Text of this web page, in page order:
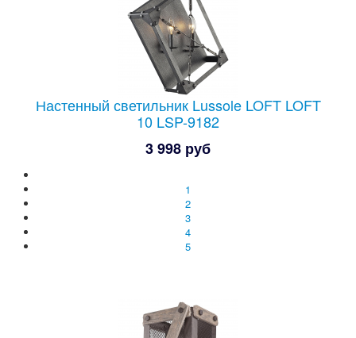
Настенный светильник Lussole LOFT LOFT
10 LSP-9182
3 998 руб
1
2
3
4
5